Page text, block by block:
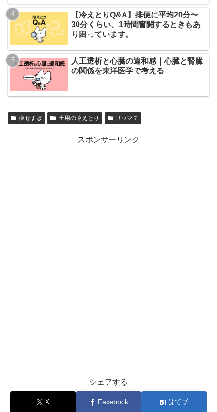
【冷えとりQ&A】排便に平均20分〜
30分くらい、1時間奮闘するときもあ
り困っています。
人工透析と心臓の違和感｜心臓と腎臓
の関係を東洋医学で考える
痩せすぎ 土用の冷えとり リウマチ
スポンサーリンク
シェアする
X Facebook はてブ